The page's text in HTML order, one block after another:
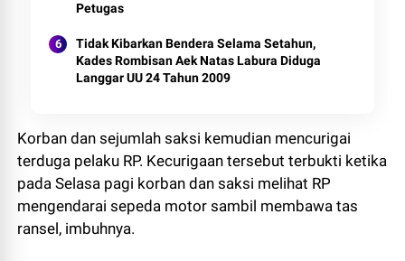
Petugas
Tidak Kibarkan Bendera Selama Setahun,
Kades Rombisan Aek Natas Labura Diduga
Langgar UU 24 Tahun 2009
Korban dan sejumlah saksi kemudian mencurigai
terduga pelaku RP. Kecurigaan tersebut terbukti ketika
pada Selasa pagi korban dan saksi melihat RP
mengendarai sepeda motor sambil membawa tas
ransel, imbuhnya.